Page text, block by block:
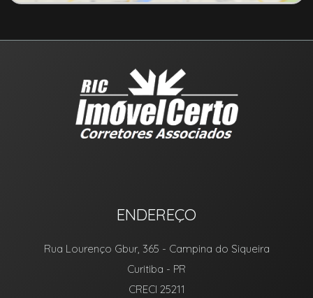
ENDEREÇO
Rua Lourenço Gbur, 365 - Campina do Siqueira
Curitiba - PR
CRECI 25211